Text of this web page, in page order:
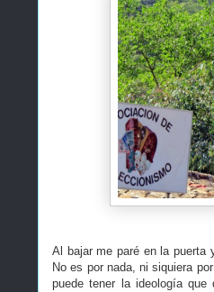
Al bajar me paré en la puerta
No es por nada, ni siquiera
puede tener la ideología